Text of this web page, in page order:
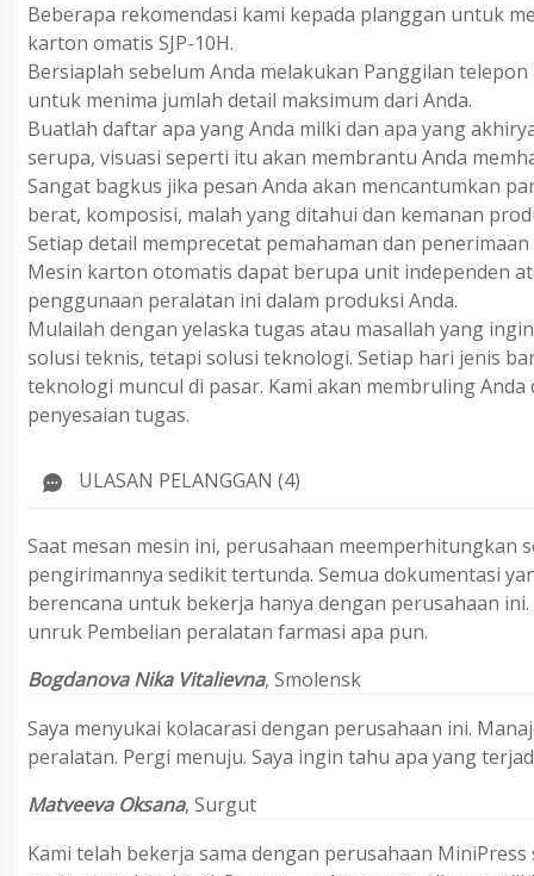
Beberapa rekomendasi kami kepada planggan untuk
karton omatis SJP-10H.
Bersiaplah sebelum Anda melakukan Panggilan
untuk menima jumlah detail maksimum dari Anda.
Buatlah daftar apa yang Anda milki dan apa yang
serupa, visuasi seperti itu akan membrantu Anda
Sangat bagkus jika pesan Anda akan mencantumkan
berat, komposisi, malah yang ditahui dan kemanan
Setiap detail memprecetat pemahaman dan
Mesin karton otomatis dapat berupa unit independen
penggunaan peralatan ini dalam produksi Anda.
Mulailah dengan yelaska tugas atau masallah yang
solusi teknis, tetapi solusi teknologi. Setiap hari jenis
teknologi muncul di pasar. Kami akan membruling
penyesaian tugas.
ULASAN PELANGGAN (4)
Saat mesan mesin ini, perusahaan meemperhitungkan
pengirimannya sedikit tertunda. Semua dokumentasi
berencana untuk bekerja hanya dengan perusahaan
unruk Pembelian peralatan farmasi apa pun.
Bogdanova Nika Vitalievna, Smolensk
Saya menyukai kolacarasi dengan perusahaan ini.
peralatan. Pergi menuju. Saya ingin tahu apa yang
Matveeva Oksana, Surgut
Kami telah bekerja sama dengan perusahaan